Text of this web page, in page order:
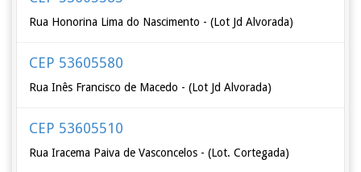
Rua Honorina Lima do Nascimento - (Lot Jd Alvorada)
CEP 53605580
Rua Inês Francisco de Macedo - (Lot Jd Alvorada)
CEP 53605510
Rua Iracema Paiva de Vasconcelos - (Lot. Cortegada)